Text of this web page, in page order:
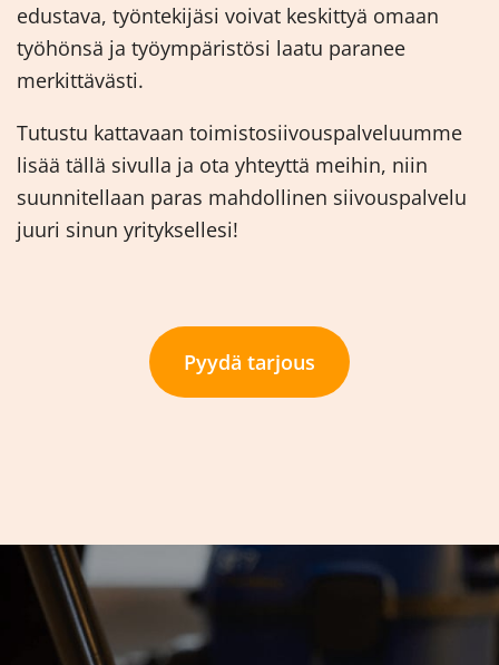
edustava, työntekijäsi voivat keskittyä omaan
työhönsä ja työympäristösi laatu paranee
merkittävästi.
Tutustu kattavaan toimistosiivouspalveluumme
lisää tällä sivulla ja ota yhteyttä meihin, niin
suunnitellaan paras mahdollinen siivouspalvelu
juuri sinun yrityksellesi!
Pyydä tarjous